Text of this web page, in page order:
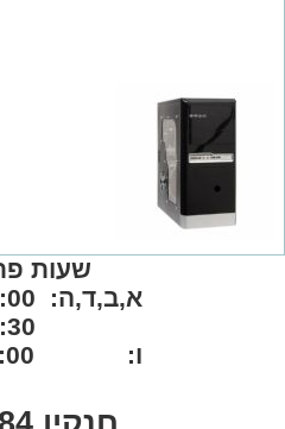
שעות
א,ב,ד,ה: 10:00-14:00
ו: 10:00-13:00